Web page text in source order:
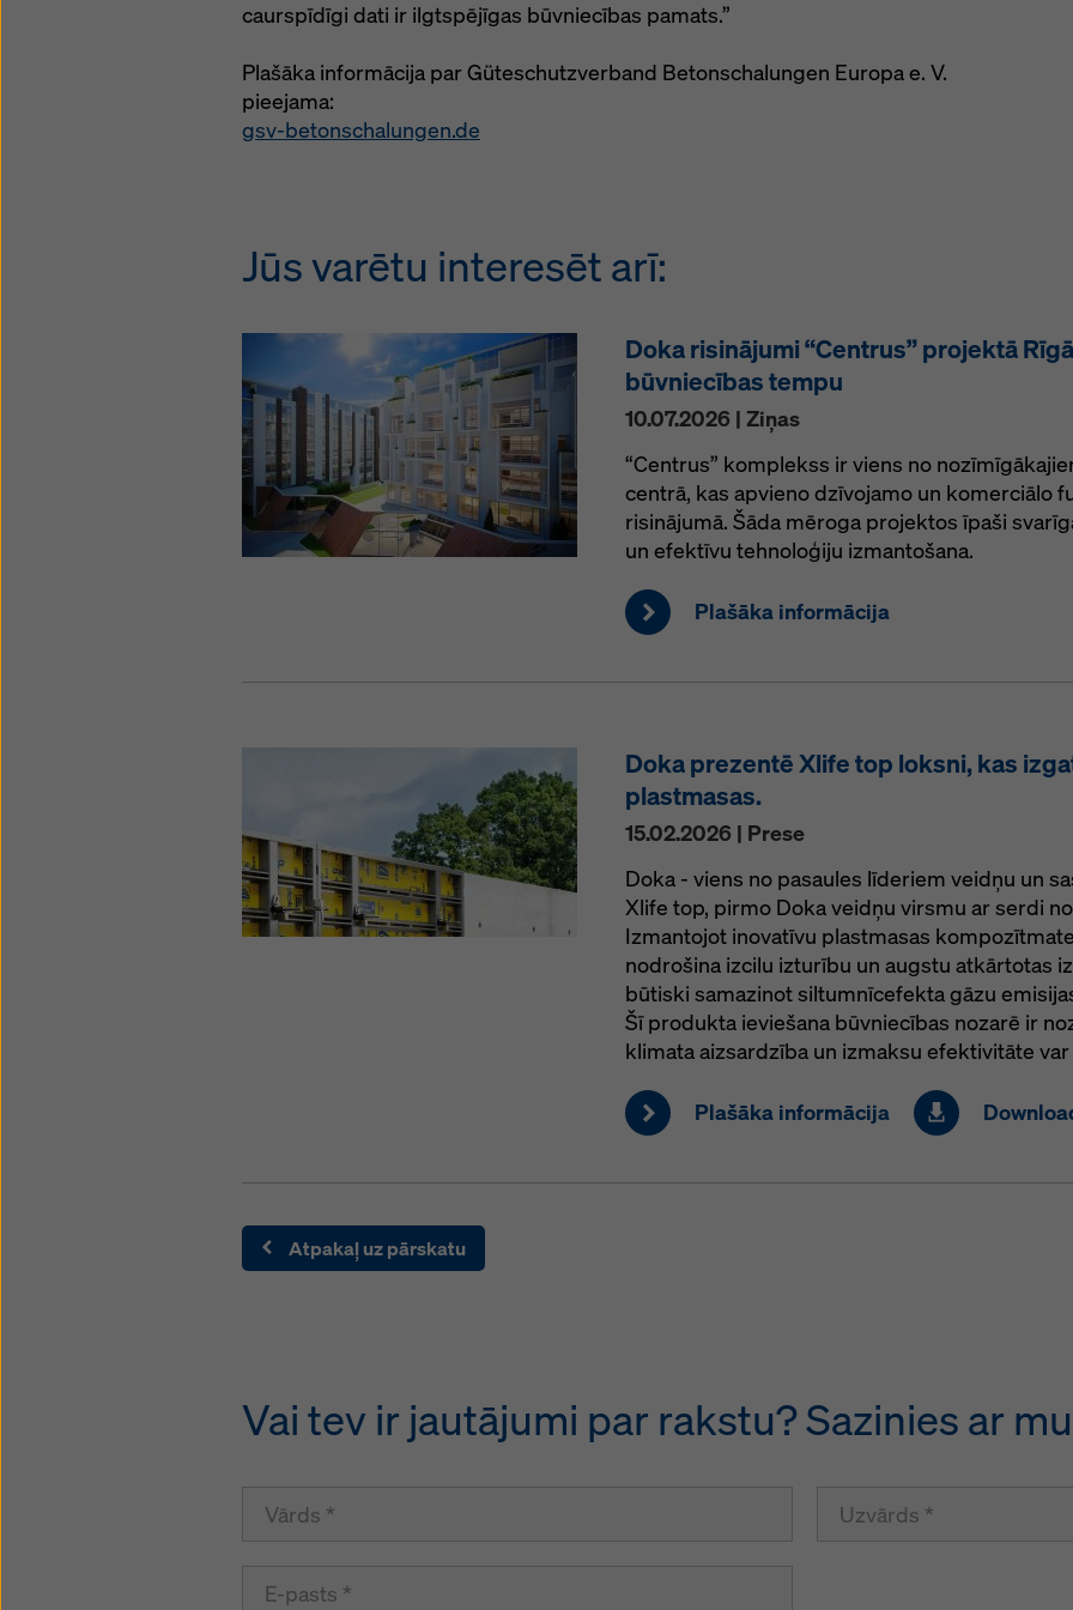
caurspīdīgi dati ir ilgtspējīgas būvniecības pamats.”
Plašāka informācija par Güteschutzverband Betonschalungen Europa e. V.
pieejama:
gsv-betonschalungen.de
Jūs varētu interesēt arī:
Doka risinājumi “Centrus” projektā
būvniecības tempu
10.07.2026 | Ziņas
“Centrus” komplekss ir viens no
centrā, kas apvieno dzīvojamo un komerciālo
risinājumā. Šāda mēroga projektos īpaši
un efektīvu tehnoloģiju izmantošana.
Plašāka informācija
Doka prezentē Xlife top loksni, kas
plastmasas.
15.02.2026 | Prese
Doka - viens no pasaules līderiem veidņu un
Xlife top, pirmo Doka veidņu virsmu ar serdi
Izmantojot inovatīvu plastmasas
nodrošina izcilu izturību un augstu atkārtotas
būtiski samazinot siltumnīcefekta gāzu
Šī produkta ieviešana būvniecības nozarē ir
klimata aizsardzība un izmaksu efektivitāte
Plašāka informācija
Atpakaļ uz pārskatu
Vai tev ir jautājumi par rakstu? Sazinies ar